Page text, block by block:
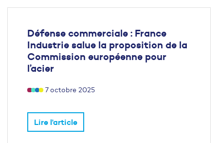
Défense commerciale : France
Industrie salue la proposition de la
Commission européenne pour
l’acier
7 octobre 2025
Lire l'article